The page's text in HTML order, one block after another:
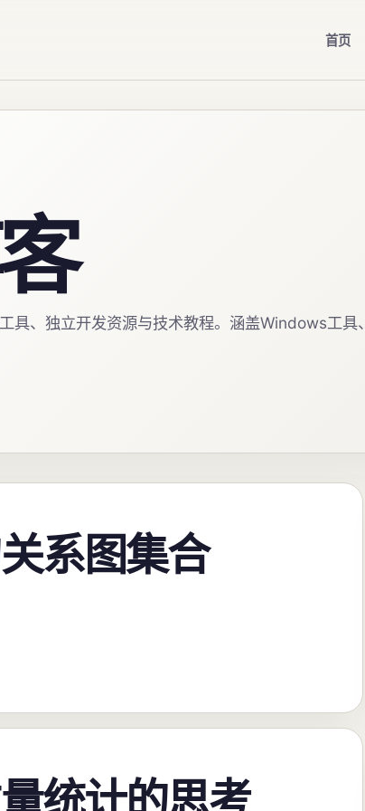
首页
具、独立开发资源与技术教程。涵盖Windows工具、
系图集合